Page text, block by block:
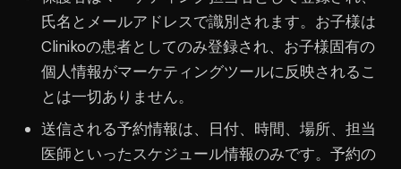
氏名とメールアドレスで識別されます。お子様は
Clinikoの患者としてのみ登録され、お子様固有の
個人情報がマーケティングツールに反映されるこ
とは一切ありません。
送信される予約情報は、日付、時間、場所、担当
医師といったスケジュール情報のみです。予約の